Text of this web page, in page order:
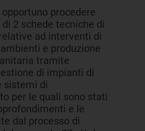
procedere
2 schede tecniche di
ad interventi di
e produzione
tramite
di impianti di
sistemi di
per le quali sono stati
e le
dal processo di